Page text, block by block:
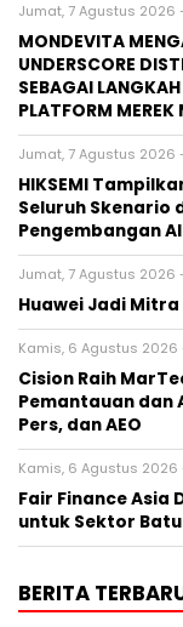
Jumat, 7 Agustus 2026
MONDEVITA
UNDERSCORE
SEBAGAI
PLATFORM
Jumat, 7 Agustus 2026
HIKSEMI
Seluruh Skenario
Pengembangan
Jumat, 7 Agustus 2026
Huawei Jadi Mitra
Kamis, 6 Agustus 2026
Cision Raih
Pemantauan dan
Pers, dan AEO
Kamis, 6 Agustus 2026
Fair Finance Asia
untuk Sektor Batu
BERITA